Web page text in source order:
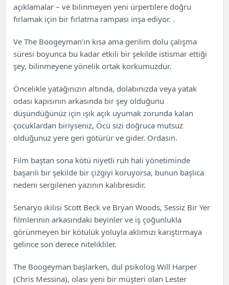
açıklamalar – ve bilinmeyen yeni ürpertilere doğru
fırlamak için bir fırlatma rampası inşa ediyor. .
Ve The Boogeyman’ın kısa ama gerilim dolu çalışma
süresi boyunca bu kadar etkili bir şekilde istismar ettiği
şey, bilinmeyene yönelik ortak korkumuzdur.
Öncelikle yatağınızın altında, dolabınızda veya yatak
odası kapısının arkasında bir şey olduğunu
düşündüğünüz için ışık açık uyumak zorunda kalan
çocuklardan biriyseniz, Öcü sizi doğruca mutsuz
olduğunuz yere geri götürür ve gider. Ordasın.
Film baştan sona kötü niyetli ruh hali yönetiminde
başarılı bir şekilde bir çizgiyi koruyorsa, bunun başlıca
nedeni sergilenen yazının kalibresidir.
Senaryo ikilisi Scott Beck ve Bryan Woods, Sessiz Bir Yer
filmlerinin arkasındaki beyinler ve iş çoğunlukla
görünmeyen bir kötülük yoluyla aklımızı karıştırmaya
gelince son derece nitelikliler.
The Boogeyman başlarken, dul psikolog Will Harper
(Chris Messina), olası yeni bir müşteri olan Lester